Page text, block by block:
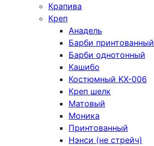
Крапива
Креп
Анадель
Барби принтованный
Барби однотонный
Кашибо
Костюмный KX-006
Креп шелк
Матовый
Моника
Принтованный
Нэнси (не стрейч)